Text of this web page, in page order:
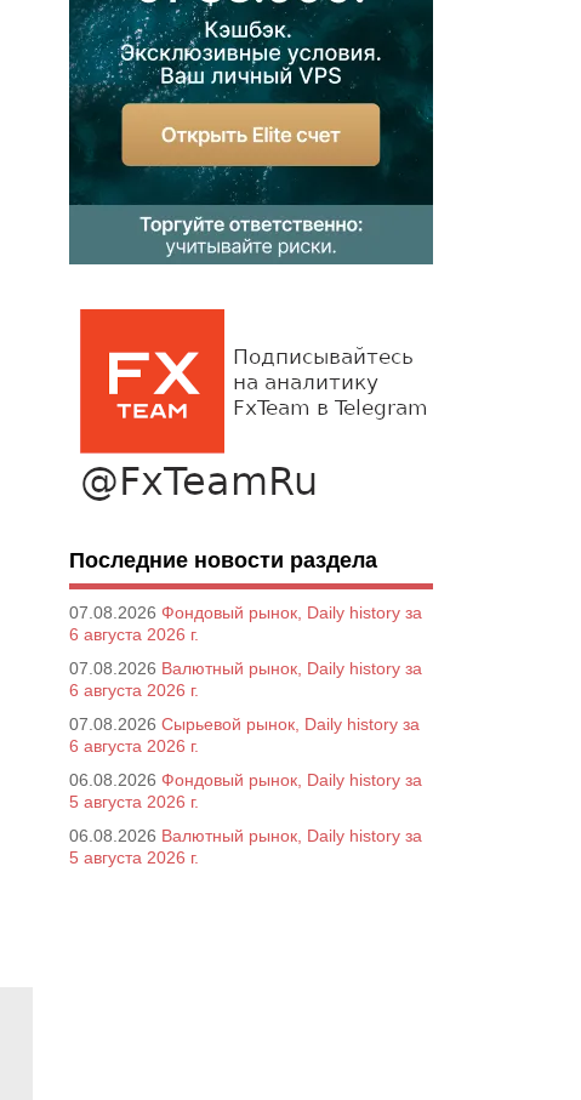
Последние новости раздела
07.08.2026 Фондовый рынок, Daily history за
6 августа 2026 г.
07.08.2026 Валютный рынок, Daily history за
6 августа 2026 г.
07.08.2026 Сырьевой рынок, Daily history за
6 августа 2026 г.
06.08.2026 Фондовый рынок, Daily history за
5 августа 2026 г.
06.08.2026 Валютный рынок, Daily history за
5 августа 2026 г.